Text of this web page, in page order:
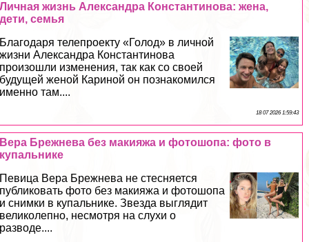
Личная жизнь Александра Константинова: жена,
дети, семья
Благодаря телепроекту «Голод» в личной
жизни Александра Константинова
произошли изменения, так как со своей
будущей женой Кариной он познакомился
именно там....
18 07 2026 1:59:43
Вера Брежнева без макияжа и фотошопа: фото в
купальнике
Певица Вера Брежнева не стесняется
публиковать фото без макияжа и фотошопа
и снимки в купальнике. Звезда выглядит
великолепно, несмотря на слухи о
разводе....